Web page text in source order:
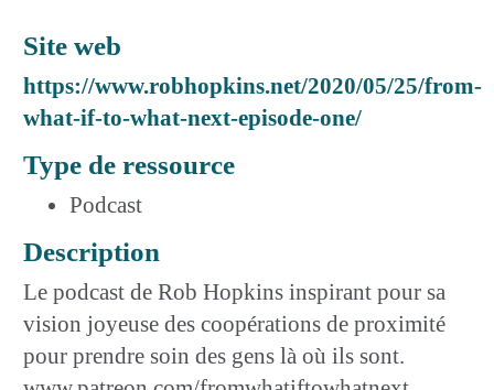
Site web
https://www.robhopkins.net/2020/05/25/from-
what-if-to-what-next-episode-one/
Type de ressource
Podcast
Description
Le podcast de Rob Hopkins inspirant pour sa
vision joyeuse des coopérations de proximité
pour prendre soin des gens là où ils sont.